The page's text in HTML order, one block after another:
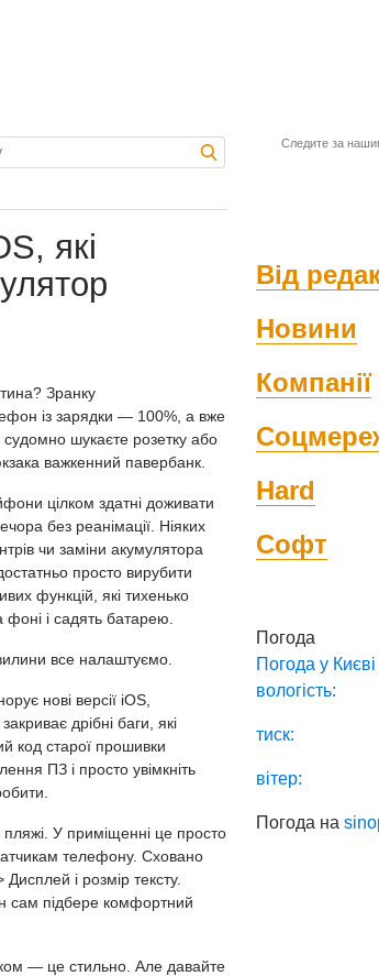
Следите за
які
Зранку
із зарядки — 100%, а вже
судомно шукаєте розетку або
важкенний павербанк.
цілком здатні доживати
без реанімації. Ніяких
чи заміни акумулятора
просто вирубити
функцій, які тихенько
і садять батарею.
все налаштуємо.
нові версії iOS,
дрібні баги, які
код старої прошивки
ПЗ і просто увімкніть
пляжі. У приміщенні це просто
телефону. Сховано
і розмір тексту.
сам підбере комфортний
— це стильно. Але давайте
Від
Новини
Компанії
Hard
Софт
Погода
Погода у Києві
вологість:
тиск:
вітер:
Погода на